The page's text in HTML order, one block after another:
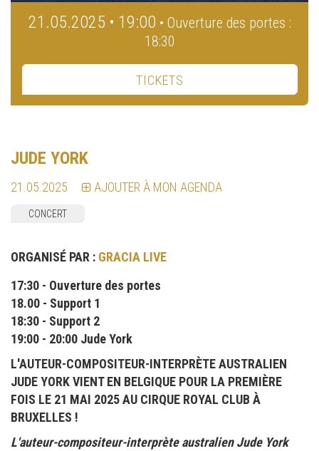
21.05.2025 • 19:00 • Ouverture des portes :
18:30
TICKETS
JUDE YORK
21.05.2025 AJOUTER À MON AGENDA
CONCERT
ORGANISÉ PAR : GRACIA LIVE
17:30 - Ouverture des portes
18.00 - Support 1
18:30 - Support 2
19:00 - 20:00 Jude York
L'AUTEUR-COMPOSITEUR-INTERPRÈTE AUSTRALIEN
JUDE YORK VIENT EN BELGIQUE POUR LA PREMIÈRE
FOIS LE 21 MAI 2025 AU CIRQUE ROYAL CLUB À
BRUXELLES !
L'auteur-compositeur-interprète australien Jude York